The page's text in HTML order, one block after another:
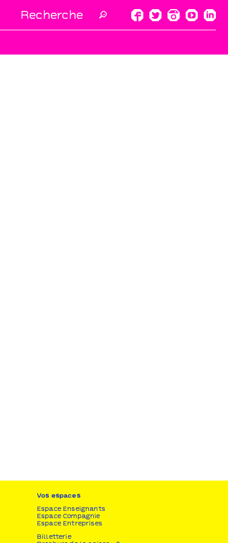
🔎
Vos espaces
Espace Enseignants
Espace Compagnie
Espace Entreprises
Billetterie